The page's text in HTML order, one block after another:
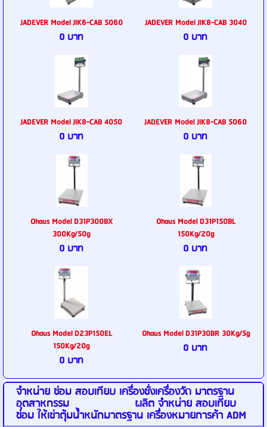
JADEVER Model JIK6-CAB 5060
0 บาท
JADEVER Model JIK8-CAB 3040
0 บาท
JADEVER Model JIK8-CAB 4050
0 บาท
JADEVER Model JIK8-CAB 5060
0 บาท
Ohaus Model D31P300BX
300Kg/50g
0 บาท
Ohaus Model D31P150BL
150Kg/20g
0 บาท
Ohaus Model D23P150EL
150Kg/20g
0 บาท
Ohaus Model D31P30BR 30Kg/5g
0 บาท
จำหน่าย ซ่อม สอบเทียบ เครื่องชั่งเครื่องวัด มาตรฐาน
อุตสาหกรรม ผลิต จำหน่าย สอบเทียบ
ซ่อม ให้เช่าตุ้มน้ำหนักมาตรฐาน เครื่องหมายการค้า ADM